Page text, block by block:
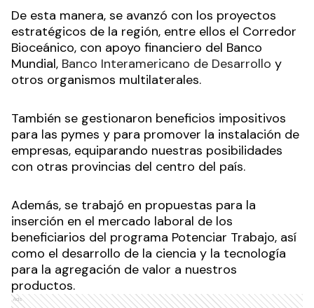
De esta manera, se avanzó con los proyectos
estratégicos de la región, entre ellos el Corredor
Bioceánico, con apoyo financiero del Banco
Mundial, Banco Interamericano de Desarrollo y
otros organismos multilaterales.
También se gestionaron beneficios impositivos
para las pymes y para promover la instalación de
empresas, equiparando nuestras posibilidades
con otras provincias del centro del país.
Además, se trabajó en propuestas para la
inserción en el mercado laboral de los
beneficiarios del programa Potenciar Trabajo, así
como el desarrollo de la ciencia y la tecnología
para la agregación de valor a nuestros
productos.
Ads